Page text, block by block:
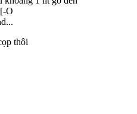
O
thôi